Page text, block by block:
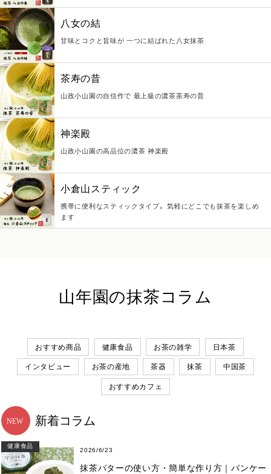
八女の結
甘味とコクと旨味が 一つに結ばれた八女抹茶
茶寿の昔
山政小山園の自信作で 最上級の濃茶茶寿の昔
神楽殿
山政小山園の高品位の濃茶 神楽殿
小倉山スティック
携帯に便利なスティックタイプ。 気軽にどこでも抹茶を楽しめ
ます
山年園の抹茶コラム
おすすめ商品 健康食品 お茶の雑学 日本茶
インタビュー お茶の産地 茶器 抹茶 中国茶
おすすめカフェ
新着コラム
健康食品
2026/6/23
抹茶バターの使い方・簡単な作り方｜パンケー